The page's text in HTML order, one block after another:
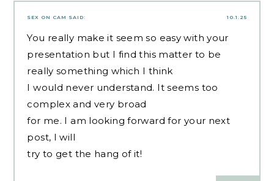
10.1.25
SEX ON CAM SAID:
You really make it seem so easy with your
presentation but I find this matter to be
really something which I think
I would never understand. It seems too
complex and very broad
for me. I am looking forward for your next
post, I will
try to get the hang of it!